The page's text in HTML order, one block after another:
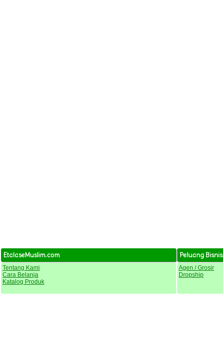
EtalaseMuslim.com Peluang Bisnis
Tentang Kami
Cara Belanja
Katalog Produk
Agen / Grosir
Dropship